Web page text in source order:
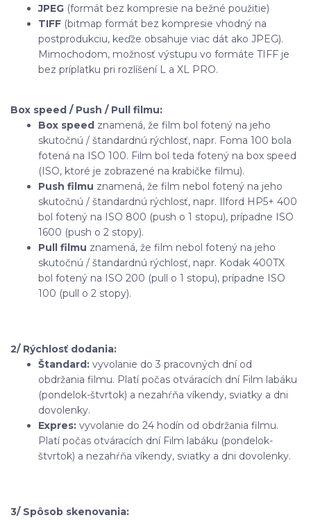
JPEG (formát bez kompresie na bežné použitie)
TIFF (bitmap formát bez kompresie vhodný na
postprodukciu, keďže obsahuje viac dát ako JPEG).
Mimochodom, možnosť výstupu vo formáte TIFF je
bez príplatku pri rozlíšení L a XL PRO.
Box speed / Push / Pull filmu:
Box speed znamená, že film bol fotený na jeho
skutočnú / štandardnú rýchlosť, napr. Foma 100 bola
fotená na ISO 100. Film bol teda fotený na box speed
(ISO, ktoré je zobrazené na krabičke filmu).
Push filmu znamená, že film nebol fotený na jeho
skutočnú / štandardnú rýchlosť, napr. Ilford HP5+ 400
bol fotený na ISO 800 (push o 1 stopu), prípadne ISO
1600 (push o 2 stopy).
Pull filmu znamená, že film nebol fotený na jeho
skutočnú / štandardnú rýchlosť, napr. Kodak 400TX
bol fotený na ISO 200 (pull o 1 stopu), prípadne ISO
100 (pull o 2 stopy).
2/ Rýchlosť dodania:
Štandard: vyvolanie do 3 pracovných dní od
obdržania filmu. Platí počas otváracích dní Film labáku
(pondelok-štvrtok) a nezahŕňa víkendy, sviatky a dni
dovolenky.
Expres: vyvolanie do 24 hodín od obdržania filmu.
Platí počas otváracích dní Film labáku (pondelok-
štvrtok) a nezahŕňa víkendy, sviatky a dni dovolenky.
3/ Spôsob skenovania: